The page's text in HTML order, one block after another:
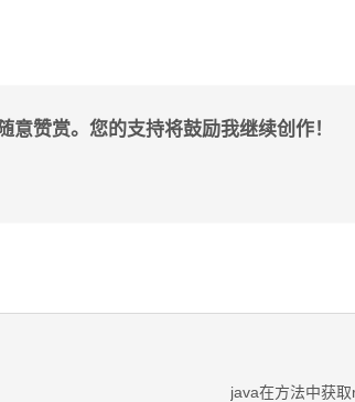
赞赏。您的支持将鼓励我继续创作！
java在方法中获